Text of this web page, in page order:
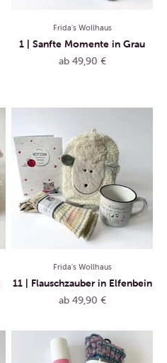
Frida's Wollhaus
1 | Sanfte Momente in Grau
Angebot
ab 49,90 €
Frida's Wollhaus
11 | Flauschzauber in Elfenbein
Angebot
ab 49,90 €